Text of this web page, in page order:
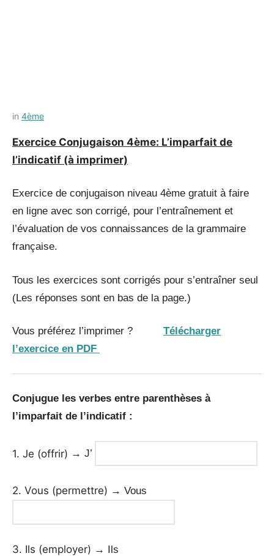
Posted
11
juillet
by
rapide
in 4ème
Exercice Conjugaison 4ème: L’imparfait de
l’indicatif (à imprimer)
Exercice de conjugaison niveau 4ème gratuit à faire
en ligne avec son corrigé, pour l’entraînement et
l’évaluation de vos connaissances de la grammaire
française.
Tous les exercices sont corrigés pour s’entraîner seul
(Les réponses sont en bas de la page.)
Vous préférez l’imprimer ? Télécharger
l’exercice en PDF
Conjugue les verbes entre parenthèses à
l’imparfait de l’indicatif :
1. Je (offrir) → J’
2. Vous (permettre) → Vous
3. Ils (employer) → Ils